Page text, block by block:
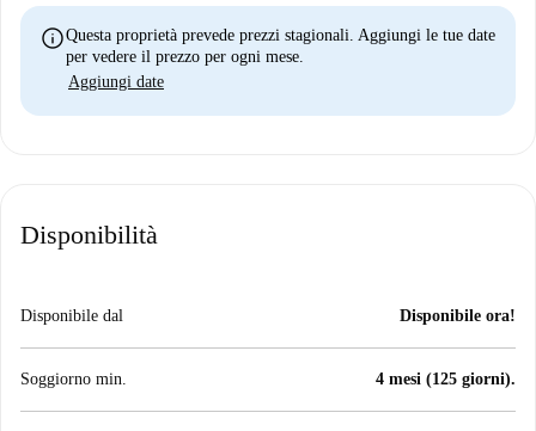
infoQuesta proprietà prevede prezzi stagionali. Aggiungi le tue date
per vedere il prezzo per ogni mese.
Aggiungi date
Disponibilità
Disponibile dal Disponibile ora!
Soggiorno min. 4 mesi (125 giorni).